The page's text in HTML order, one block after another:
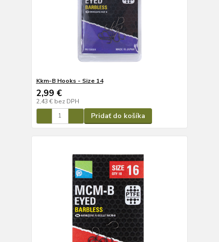
Kkm-B Hooks - Size 14
2,99 €
2,43 € bez DPH
Pridať do košíka